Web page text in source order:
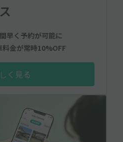
早く予約が可能に
金が常時10%OFF
く見る